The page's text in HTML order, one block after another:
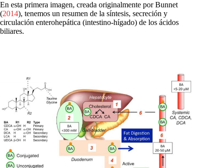
En esta primera imagen, creada originalmente por Bunnet
(2014), tenemos un resumen de la síntesis, secreción y
circulación enterohepática (intestino-hígado) de los ácidos
biliares.